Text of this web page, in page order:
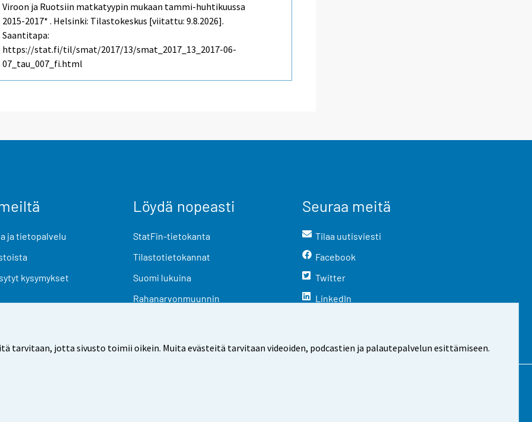
tarvitaan, jotta sivusto toimii oikein. Muita evästeitä tarvitaan videoiden, podcastien ja palautepalvelun esittämiseen.
Viroon ja Ruotsiin matkatyypin mukaan tammi-huhtikuussa
2015-2017* . Helsinki: Tilastokeskus [viitattu: 9.8.2026].
Saantitapa:
https://stat.fi/til/smat/2017/13/smat_2017_13_2017-06-
07_tau_007_fi.html
ja tietopalvelu
kysymykset
Löydä nopeasti
StatFin-tietokanta
Tilastotietokannat
Suomi lukuina
Rahanarvonmuunnin
Seuraa meitä
Tilaa uutisviesti
Facebook
Twitter
LinkedIn